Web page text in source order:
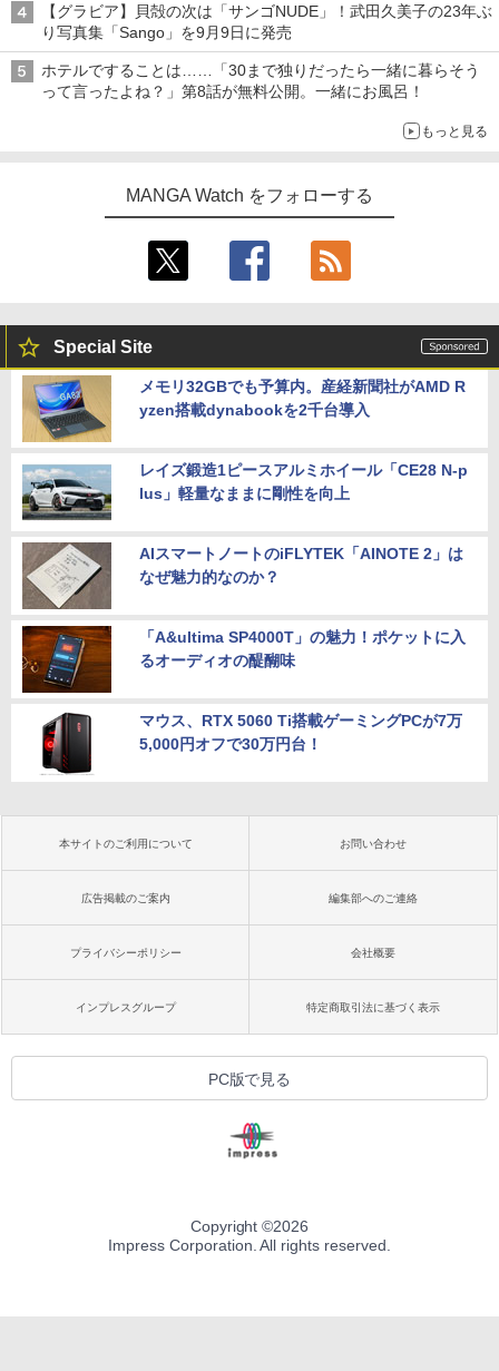
【グラビア】貝殻の次は「サンゴNUDE」！武田久美子の23年ぶ
り写真集「Sango」を9月9日に発売
ホテルですることは……「30まで独りだったら一緒に暮らそう
って言ったよね？」第8話が無料公開。一緒にお風呂！
もっと見る
MANGA Watch をフォローする
Special Site
メモリ32GBでも予算内。産経新聞社がAMD R
yzen搭載dynabookを2千台導入
レイズ鍛造1ピースアルミホイール「CE28 N-p
lus」軽量なままに剛性を向上
AIスマートノートのiFLYTEK「AINOTE 2」は
なぜ魅力的なのか？
「A&ultima SP4000T」の魅力！ポケットに入
るオーディオの醍醐味
マウス、RTX 5060 Ti搭載ゲーミングPCが7万
5,000円オフで30万円台！
本サイトのご利用について お問い合わせ
広告掲載のご案内 編集部へのご連絡
プライバシーポリシー 会社概要
インプレスグループ 特定商取引法に基づく表示
PC版で見る
Copyright ©2026
Impress Corporation. All rights reserved.